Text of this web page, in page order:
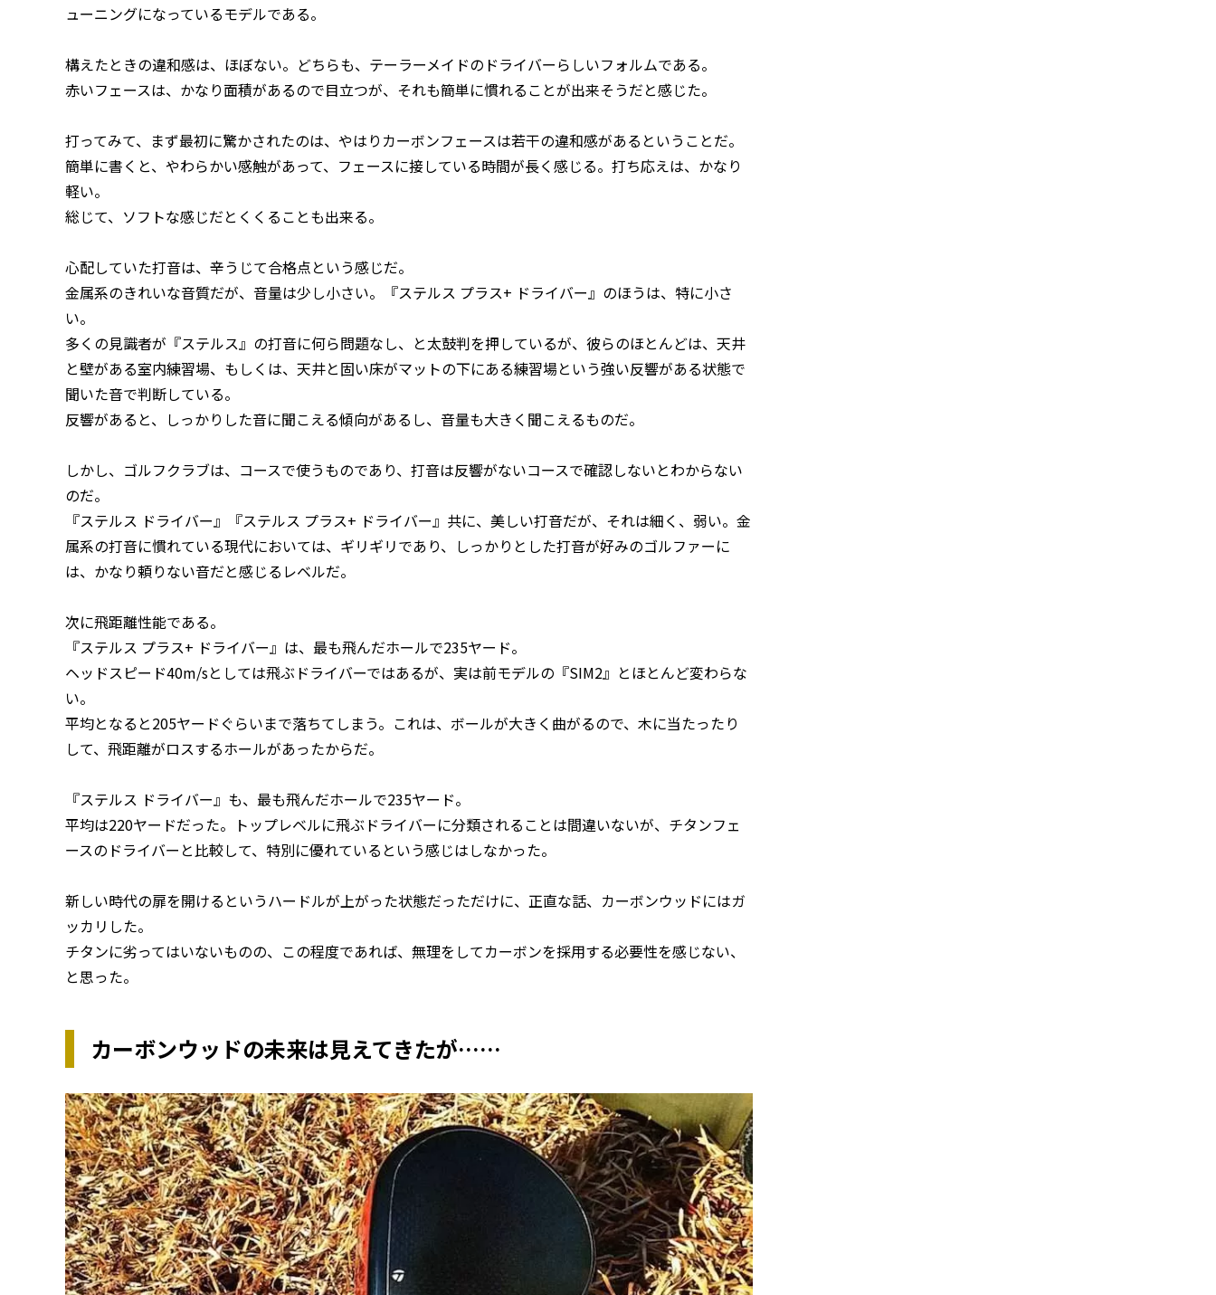
ューニングになっているモデルである。
構えたときの違和感は、ほぼない。どちらも、テーラーメイドのドライバーらしいフォルムである。
赤いフェースは、かなり面積があるので目立つが、それも簡単に慣れることが出来そうだと感じた。
打ってみて、まず最初に驚かされたのは、やはりカーボンフェースは若干の違和感があるということだ。
簡単に書くと、やわらかい感触があって、フェースに接している時間が長く感じる。打ち応えは、かなり
軽い。
総じて、ソフトな感じだとくくることも出来る。
心配していた打音は、辛うじて合格点という感じだ。
金属系のきれいな音質だが、音量は少し小さい。『ステルス プラス+ ドライバー』のほうは、特に小さ
い。
多くの見識者が『ステルス』の打音に何ら問題なし、と太鼓判を押しているが、彼らのほとんどは、天井
と壁がある室内練習場、もしくは、天井と固い床がマットの下にある練習場という強い反響がある状態で
聞いた音で判断している。
反響があると、しっかりした音に聞こえる傾向があるし、音量も大きく聞こえるものだ。
しかし、ゴルフクラブは、コースで使うものであり、打音は反響がないコースで確認しないとわからない
のだ。
『ステルス ドライバー』『ステルス プラス+ ドライバー』共に、美しい打音だが、それは細く、弱い。金
属系の打音に慣れている現代においては、ギリギリであり、しっかりとした打音が好みのゴルファーに
は、かなり頼りない音だと感じるレベルだ。
次に飛距離性能である。
『ステルス プラス+ ドライバー』は、最も飛んだホールで235ヤード。
ヘッドスピード40m/sとしては飛ぶドライバーではあるが、実は前モデルの『SIM2』とほとんど変わらな
い。
平均となると205ヤードぐらいまで落ちてしまう。これは、ボールが大きく曲がるので、木に当たったり
して、飛距離がロスするホールがあったからだ。
『ステルス ドライバー』も、最も飛んだホールで235ヤード。
平均は220ヤードだった。トップレベルに飛ぶドライバーに分類されることは間違いないが、チタンフェ
ースのドライバーと比較して、特別に優れているという感じはしなかった。
新しい時代の扉を開けるというハードルが上がった状態だっただけに、正直な話、カーボンウッドにはガ
ッカリした。
チタンに劣ってはいないものの、この程度であれば、無理をしてカーボンを採用する必要性を感じない、
と思った。
カーボンウッドの未来は見えてきたが……